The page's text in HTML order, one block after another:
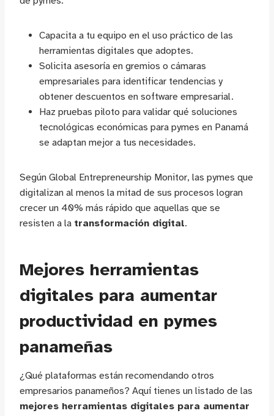
Capacita a tu equipo en el uso práctico de las
herramientas digitales que adoptes.
Solicita asesoría en gremios o cámaras
empresariales para identificar tendencias y
obtener descuentos en software empresarial.
Haz pruebas piloto para validar qué soluciones
tecnológicas económicas para pymes en Panamá
se adaptan mejor a tus necesidades.
Según Global Entrepreneurship Monitor, las pymes que
digitalizan al menos la mitad de sus procesos logran
crecer un 40% más rápido que aquellas que se
resisten a la transformación digital.
Mejores herramientas
digitales para aumentar
productividad en pymes
panameñas
¿Qué plataformas están recomendando otros
empresarios panameños? Aquí tienes un listado de las
mejores herramientas digitales para aumentar